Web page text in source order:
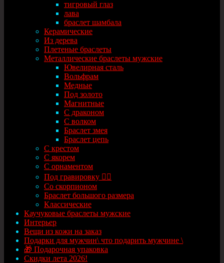
тигровый глаз
лава
браслет шамбала
Керамические
Из дерева
Плетеные браслеты
Металлические браслеты мужские
Ювелирная сталь
Вольфрам
Медные
Под золото
Магнитные
С драконом
С волком
Браслет змея
Браслет цепь
С крестом
С якорем
С орнаментом
Под гравировку ✍🏻
Со скорпионом
Браслет большого размера
Классические
Каучуковые браслеты мужские
Интерьер
Вещи из кожи на заказ
Подарки для мужчин\ что подарить мужчине \
🎁 Подарочная упаковка
Скидки лета 2026!